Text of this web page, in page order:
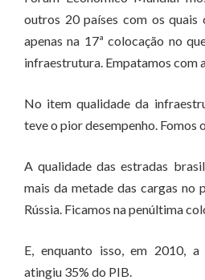
outros 20 países com os
apenas na 17ª colocação no
infraestrutura. Empatamos com
No item qualidade da
teve o pior desempenho. Fomos
A qualidade das estradas
mais da metade das cargas no
Rússia. Ficamos na penúltima
E, enquanto isso, em 2010,
atingiu 35% do PIB.